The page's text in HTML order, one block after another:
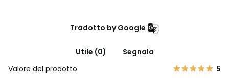
Tradotto by Google
Utile (0)
Segnala
Valore del prodotto
5